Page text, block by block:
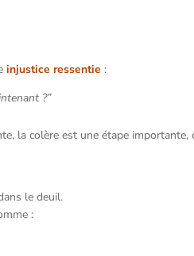
injustice ressentie :
?”
la colère est une étape importante,
le deuil.
: